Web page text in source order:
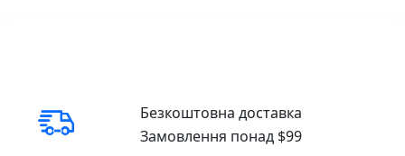
Безкоштовна доставка
Замовлення понад $99